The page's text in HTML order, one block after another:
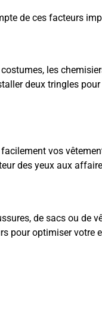
de ces facteurs
les
deux tringles
vos
des yeux aux
de sacs ou de
pour optimiser votre